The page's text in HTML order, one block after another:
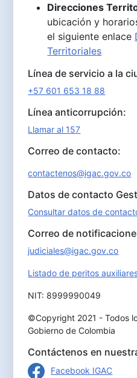
Direcciones
ubicación y
el siguiente enlace
Territoriales
Línea de servicio a la
+57 601 653 18 88
Línea anticorrupción:
Llamar al 157
Correo de contacto:
contactenos@igac.gov.co
Datos de contacto
Consultar datos de
Correo de
judiciales@igac.gov.co
Listado de peritos
NIT: 8999990049
©Copyright 2021 - Todos
Gobierno de Colombia
Contáctenos en
Facebook IGAC